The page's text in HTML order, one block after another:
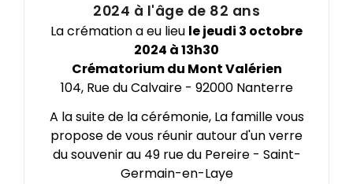
2024 à l'âge de 82 ans
La crémation a eu lieu le jeudi 3 octobre
2024 à 13h30
Crématorium du Mont Valérien
104, Rue du Calvaire - 92000 Nanterre
A la suite de la cérémonie, La famille vous
propose de vous réunir autour d'un verre
du souvenir au 49 rue du Pereire - Saint-
Germain-en-Laye